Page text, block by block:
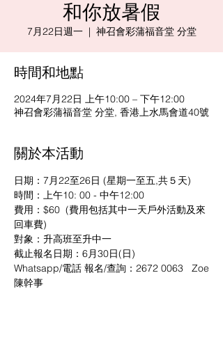
和你放暑假
7月22日週一
  |
神召會彩蒲福音堂 分堂
時間和地點
2024年7月22日 上午10:00 – 下午12:00
神召會彩蒲福音堂 分堂, 香港上水馬會道40號
關於本活動
日期：7月22至26日 (星期一至五,共５天)
時間：上午10: 00 - 中午12:00
費用：$60  (費用包括其中一天戶外活動及來
回車費)
對象：升高班至升中一
截止報名日期：6月30日(日)
Whatsapp/電話 報名/查詢：2672 0063   Zoe
陳幹事